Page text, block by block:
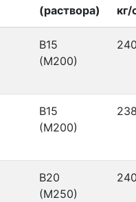
(раствора)
кг/
В15
(М200)
В15
(М200)
В20
(М250)